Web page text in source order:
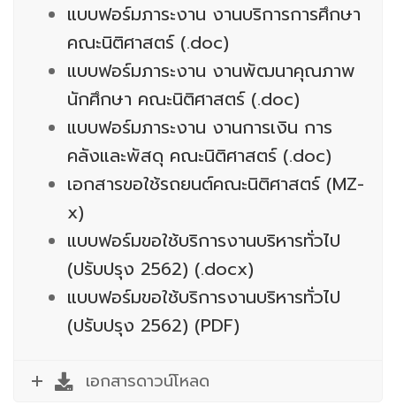
แบบฟอร์มภาระงาน งานบริการการศึกษา
คณะนิติศาสตร์ (.doc)
แบบฟอร์มภาระงาน งานพัฒนาคุณภาพ
นักศึกษา คณะนิติศาสตร์ (.doc)
แบบฟอร์มภาระงาน งานการเงิน การ
คลังและพัสดุ คณะนิติศาสตร์ (.doc)
เอกสารขอใช้รถยนต์คณะนิติศาสตร์ (MZ-
x)
แบบฟอร์มขอใช้บริการงานบริหารทั่วไป
(ปรับปรุง 2562) (.docx)
แบบฟอร์มขอใช้บริการงานบริหารทั่วไป
(ปรับปรุง 2562) (PDF)
เอกสารดาวน์โหลด